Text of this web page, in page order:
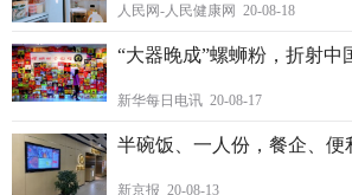
人民网-人民健康网 20-08-18
“大器晚成”螺蛳粉，折射中
新华每日电讯 20-08-17
半碗饭、一人份，餐企、便
新京报 20-08-13